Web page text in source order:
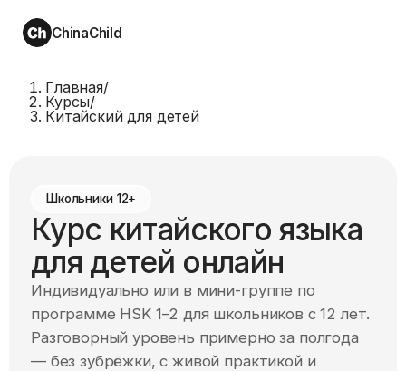
ChinaChild
Главная/
Курсы/
Китайский для детей
Школьники 12+
Курс китайского языка
для детей онлайн
Индивидуально или в мини-группе по
программе HSK 1–2 для школьников с 12 лет.
Разговорный уровень примерно за полгода
— без зубрёжки, с живой практикой и